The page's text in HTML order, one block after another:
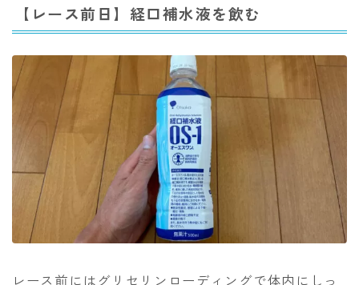
【レース前日】経口補水液を飲む
レース前にはグリセリンローディングで体内にしっ